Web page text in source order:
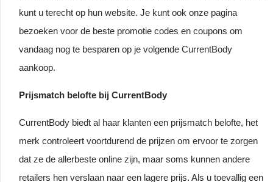
kunt u terecht op hun website. Je kunt ook onze pagina
bezoeken voor de beste promotie codes en coupons om
vandaag nog te besparen op je volgende CurrentBody
aankoop.
Prijsmatch belofte bij CurrentBody
CurrentBody biedt al haar klanten een prijsmatch belofte, het
merk controleert voortdurend de prijzen om ervoor te zorgen
dat ze de allerbeste online zijn, maar soms kunnen andere
retailers hen verslaan naar een lagere prijs. Als u toevallig een